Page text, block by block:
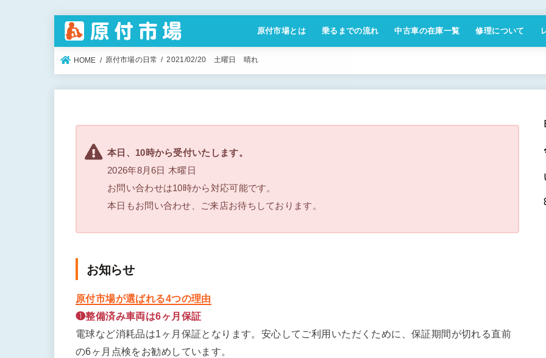
原付市場とは
特定商取引法に基づく表記
乗るまでの流れ 中古車の在庫一覧 修理について
HOME 原付市場の日常 2021/02/20 土曜日 晴れ
本日、10時から受付いたします。
2026年8月6日 木曜日
お問い合わせは10時から対応可能です。
本日もお問い合わせ、ご来店お待ちしております。
お知らせ
原付市場が選ばれる4つの理由
❶整備済み車両は6ヶ月保証
電球など消耗品は1ヶ月保証となります。安心してご利用いただくために、保証期間が切れる直前
の6ヶ月点検をお勧めしています。